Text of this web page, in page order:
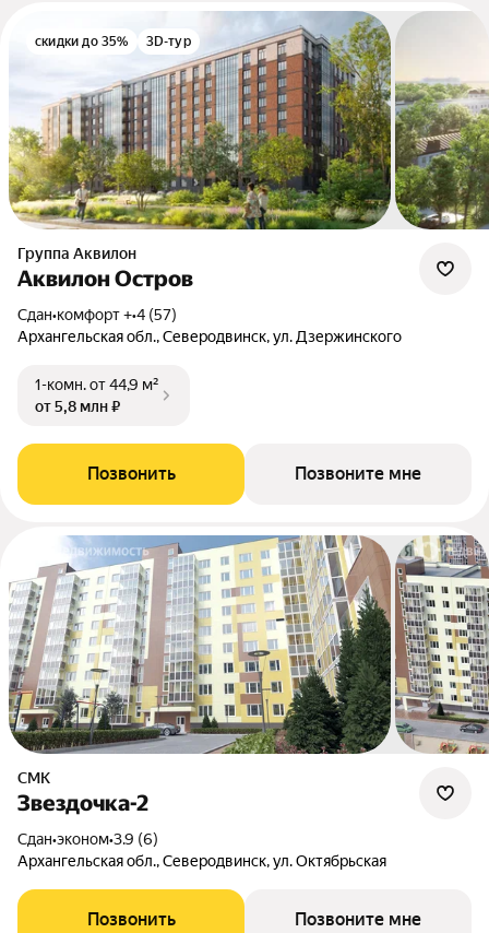
скидки до 35% 3D-тур
Группа Аквилон
Аквилон Остров
Сдан•комфорт +•4 (57)
Архангельская обл., Северодвинск, ул. Дзержинского
1-комн.от 44,9 м²
от 5,8 млн ₽
Позвонить Позвоните мне
СМК
Звездочка-2
Сдан•эконом•3.9 (6)
Архангельская обл., Северодвинск, ул. Октябрьская
Позвонить Позвоните мне